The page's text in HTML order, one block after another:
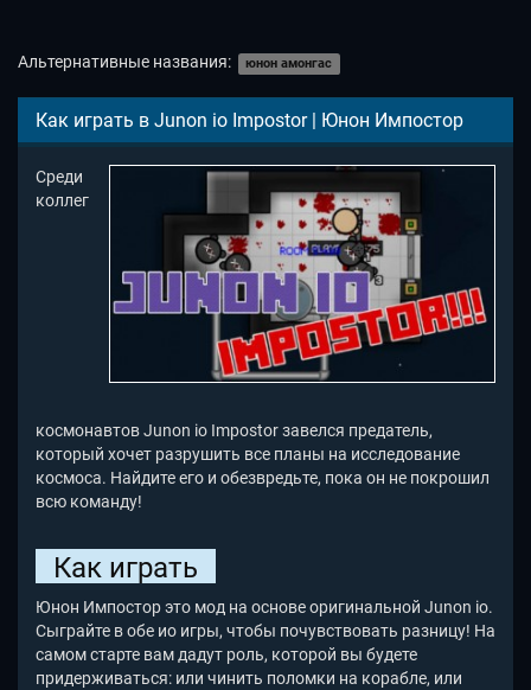
Альтернативные названия: юнон амонгас
Как играть в Junon io Impostor | Юнон Импостор
Среди
коллег
космонавтов Junon io Impostor завелся предатель,
который хочет разрушить все планы на исследование
космоса. Найдите его и обезвредьте, пока он не покрошил
всю команду!
Как играть
Юнон Импостор это мод на основе оригинальной Junon io.
Сыграйте в обе ио игры, чтобы почувствовать разницу! На
самом старте вам дадут роль, которой вы будете
придерживаться: или чинить поломки на корабле, или